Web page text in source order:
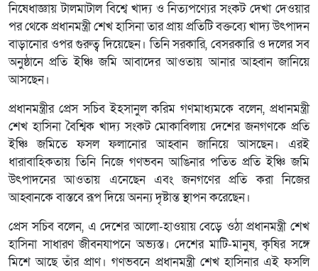
নিষেধাজ্ঞায় টালমাটাল বিশ্বে খাদ্য ও নিত্যপণ্যের সংকট দেখা দেওয়ার
পর থেকে প্রধানমন্ত্রী শেখ হাসিনা তার প্রায় প্রতিটি বক্তব্যে খাদ্য উৎপাদন
বাড়ানোর ওপর গুরুত্ব দিয়েছেন। তিনি সরকারি, বেসরকারি ও দলের সব
অনুষ্ঠানে প্রতি ইঞ্চি জমি আবাদের আওতায় আনার আহ্বান জানিয়ে
আসছেন।
প্রধানমন্ত্রীর প্রেস সচিব ইহসানুল করিম গণমাধ্যমকে বলেন, প্রধানমন্ত্রী
শেখ হাসিনা বৈশ্বিক খাদ্য সংকট মোকাবিলায় দেশের জনগণকে প্রতি
ইঞ্চি জমিতে ফসল ফলানোর আহ্বান জানিয়ে আসছেন। এরই
ধারাবাহিকতায় তিনি নিজে গণভবন আঙিনার পতিত প্রতি ইঞ্চি জমি
উৎপাদনের আওতায় এনেছেন এবং জনগণের প্রতি করা নিজের
আহ্বানকে বাস্তবে রূপ দিয়ে অনন্য দৃষ্টান্ত স্থাপন করেছেন।
প্রেস সচিব বলেন, এ দেশের আলো-হাওয়ায় বেড়ে ওঠা প্রধানমন্ত্রী শেখ
হাসিনা সাধারণ জীবনযাপনে অভ্যস্ত। দেশের মাটি-মানুষ, কৃষির সঙ্গে
মিশে আছে তাঁর প্রাণ। গণভবনে প্রধানমন্ত্রী শেখ হাসিনার এই ফসলি